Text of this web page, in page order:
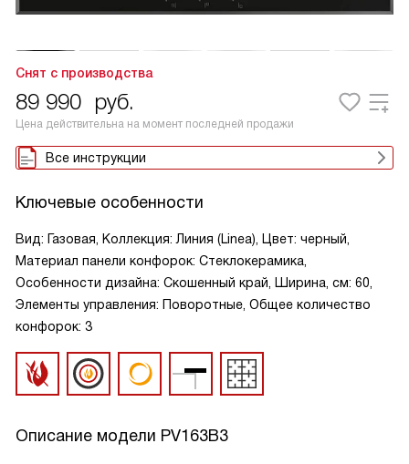
Снят с производства
89 990 руб.
Цена действительна на момент последней продажи
Все инструкции
Ключевые особенности
Вид: Газовая, Коллекция: Линия (Linea), Цвет: черный,
Материал панели конфорок: Стеклокерамика,
Особенности дизайна: Скошенный край, Ширина, см: 60,
Элементы управления: Поворотные, Общее количество
конфорок: 3
Описание модели PV163B3